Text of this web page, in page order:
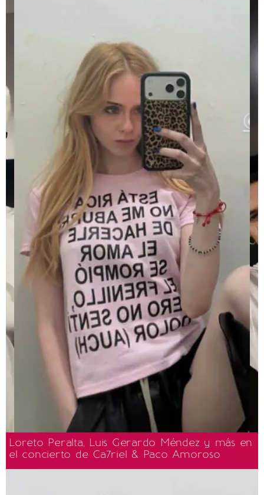
Loreto Peralta, Luis Gerardo Méndez y más en
el concierto de Ca7riel & Paco Amoroso